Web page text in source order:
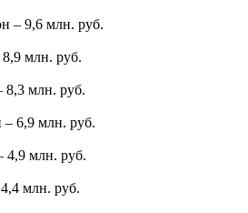
– 9,6 млн. руб.
млн. руб.
8,3 млн. руб.
6,9 млн. руб.
4,9 млн. руб.
млн. руб.